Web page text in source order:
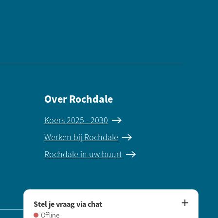
Over Rochdale
Koers 2025 - 2030
Werken bij Rochdale
Rochdale in uw buurt
Stel je vraag via chat
Offline